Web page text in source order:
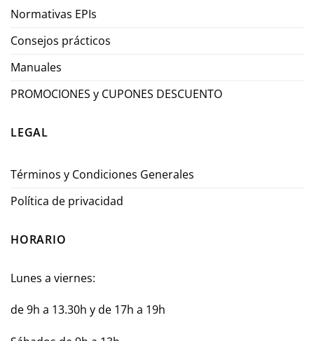
Normativas EPIs
Consejos prácticos
Manuales
PROMOCIONES y CUPONES DESCUENTO
LEGAL
Términos y Condiciones Generales
Política de privacidad
HORARIO
Lunes a viernes:
de 9h a 13.30h y de 17h a 19h